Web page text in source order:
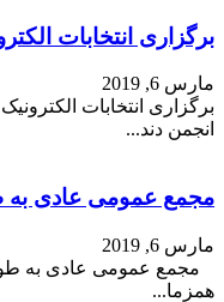
برگزاری انتخابات الکترونیک و
مارس 6, 2019
انجمن دند...
مجمع عمومی عادی به
مارس 6, 2019
همزما...